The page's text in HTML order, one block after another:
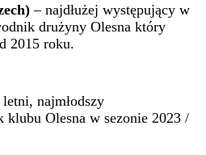
– najdłużej występujący w
drużyny Olesna który
2015 roku.
najmłodszy
Olesna w sezonie 2023 /